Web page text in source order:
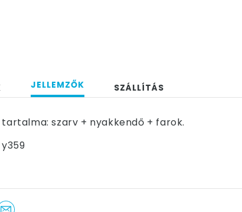
JELLEMZŐK SZÁLLÍTÁS
szarv + nyakkendő + farok.